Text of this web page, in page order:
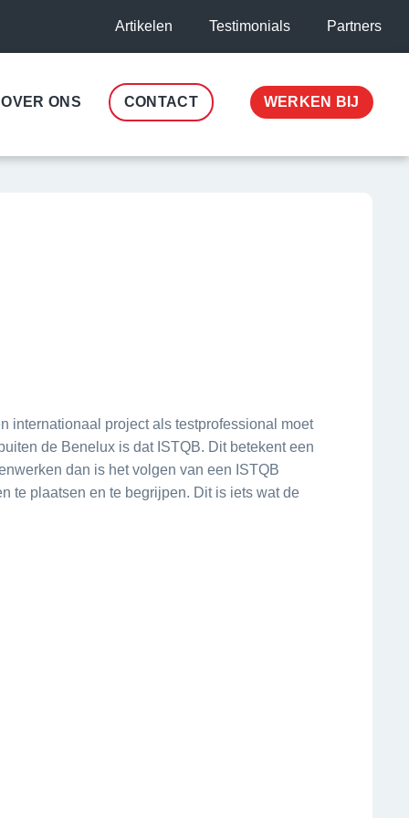
Artikelen Testimonials Partners
OVER ONS CONTACT WERKEN BIJ
internationaal project als testprofessional moet
de Benelux is dat ISTQB. Dit betekent een
dan is het volgen van een ISTQB
te plaatsen en te begrijpen. Dit is iets wat de